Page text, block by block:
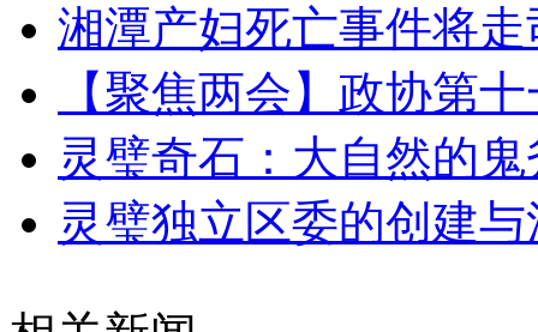
湘潭产妇死亡事件将
【聚焦两会】政协第
灵璧奇石：大自然的
灵璧独立区委的创建